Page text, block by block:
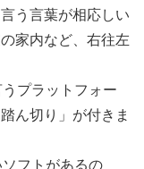
う言葉が相応しい
家内など、右往左
プラットフォー
ん切り」が付きま
フトがあるの